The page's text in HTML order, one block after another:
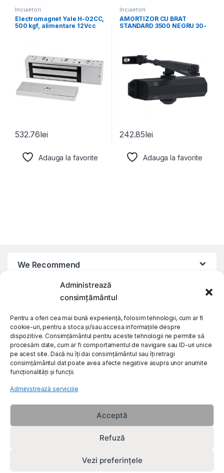
Administrează
consimțământul
Pentru a oferi cea mai bună experiență, folosim tehnologii, cum ar fi
cookie-uri, pentru a stoca și/sau accesa informațiile despre
dispozitive. Consimțământul pentru aceste tehnologii ne permite să
procesăm date, cum ar fi comportamentul de navigare sau ID-uri unice
pe acest site. Dacă nu îți dai consimțământul sau îți retragi
consimțământul dat poate avea afecte negative asupra unor anumite
funcționalități și funcții.
Administrează serviciile
Acceptă
Refuză
Vezi preferințele
Incuietori
Electromagnet Yale H-02CC,
500 kgf, alimentare 12Vcc
532.76lei
Adauga la favorite
Incuietori
AMORTIZOR CU BRAT
STANDARD 3500 NEGRU 30-
242.85lei
Adauga la favorite
We Recommend
My Account
Customer Care
About Us